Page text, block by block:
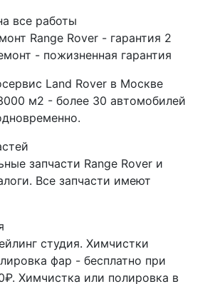
все работы
Range Rover - гарантия 2
- пожизненная гарантия
Land Rover в Москве
м2 - более 30 автомобилей
запчасти Range Rover и
Все запчасти имеют
студия. Химчистки
фар - бесплатно при
Химчистка или полировка в